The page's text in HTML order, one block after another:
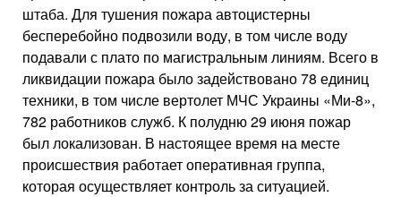
штаба. Для тушения пожара автоцистерны
бесперебойно подвозили воду, в том числе воду
подавали с плато по магистральным линиям. Всего в
ликвидации пожара было задействовано 78 единиц
техники, в том числе вертолет МЧС Украины «Ми-8»,
782 работников служб. К полудню 29 июня пожар
был локализован. В настоящее время на месте
происшествия работает оперативная группа,
которая осуществляет контроль за ситуацией.